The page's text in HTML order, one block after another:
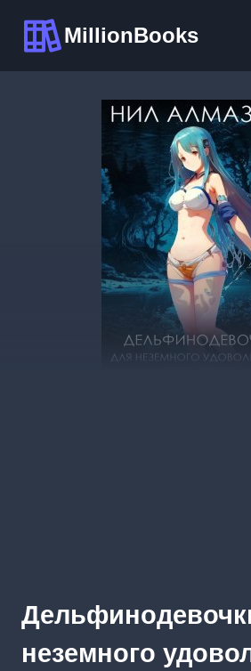
содержимому
MillionBooks
неземного